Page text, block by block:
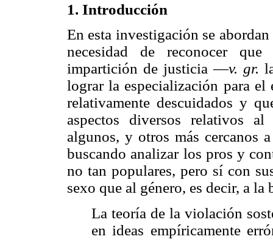
1. Introducción
En esta investigación se
necesidad de reconocer
impartición de justicia —v. gr.
lograr la especialización para
relativamente descuidados y
aspectos diversos relativos al
algunos, y otros más cercanos
buscando analizar los pros y
no tan populares, pero sí con
sexo que al género, es decir, a
La teoría de la violación
en ideas empíricamente